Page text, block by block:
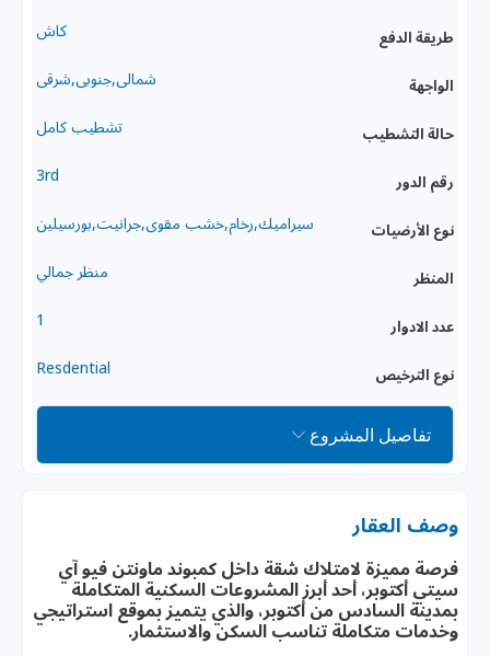
طريقة الدفع كاش
الواجهة شمالى,جنوبى,شرقى
حالة التشطيب تشطيب كامل
رقم الدور 3rd
نوع الأرضيات سيراميك,رخام,خشب مقوى,جرانيت,بورسيلين
المنظر منظر جمالي
عدد الادوار 1
نوع الترخيص Resdential
تفاصيل المشروع
وصف العقار
فرصة مميزة لامتلاك شقة داخل كمبوند ماونتن فيو آي
سيتي أكتوبر، أحد أبرز المشروعات السكنية المتكاملة
بمدينة السادس من أكتوبر، والذي يتميز بموقع استراتيجي
وخدمات متكاملة تناسب السكن والاستثمار.